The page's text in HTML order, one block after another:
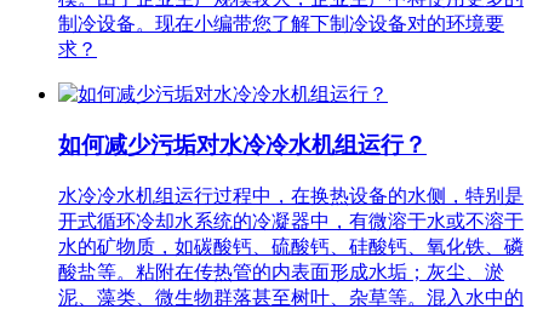
制冷设备。现在小编带您了解下制冷设备对的环境要
求？
如何减少污垢对水冷冷水机组运行？
水冷冷水机组运行过程中，在换热设备的水侧，特别是
开式循环冷却水系统的冷凝器中，有微溶于水或不溶于
水的矿物质，如碳酸钙、硫酸钙、硅酸钙、氧化铁、磷
酸盐等。粘附在传热管的内表面形成水垢；灰尘、淤
泥、藻类、微生物群落甚至树叶、杂草等。混入水中的